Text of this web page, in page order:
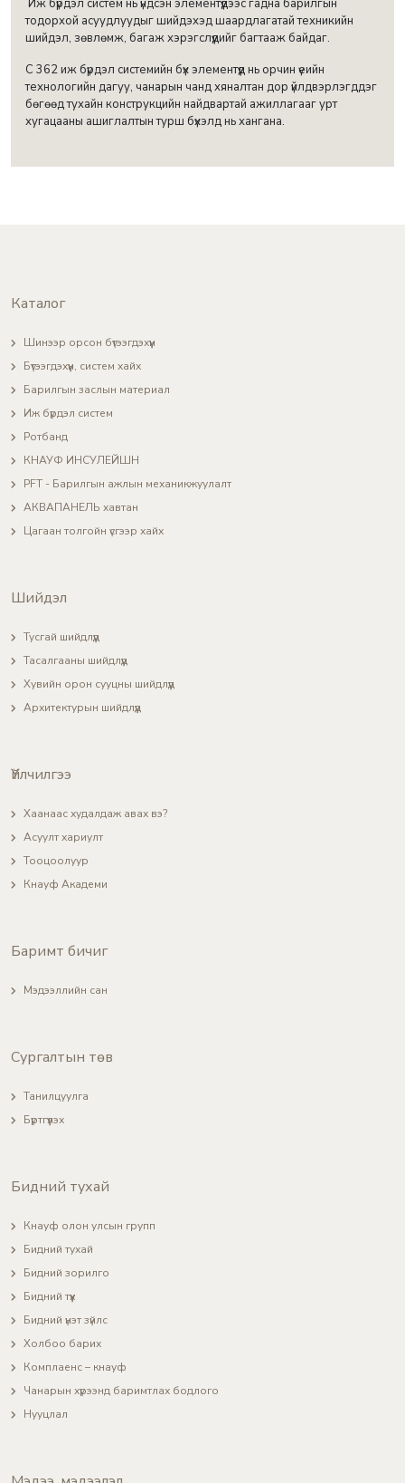
Иж бүрдэл систем нь үндсэн элементүүдээс гадна барилгын
тодорхой асуудлуудыг шийдэхэд шаардлагатай техникийн
шийдэл, зөвлөмж, багаж хэрэгслүүдийг багтааж байдаг.
С 362 иж бүрдэл системийн бүх элементүүд нь орчин үеийн
технологийн дагуу, чанарын чанд хяналтан дор үйлдвэрлэгддэг
бөгөөд тухайн конструкцийн найдвартай ажиллагааг урт
хугацааны ашиглалтын турш бүхэлд нь хангана.
Каталог
Шинээр орсон бүтээгдэхүүн
Бүтээгдэхүүн, систем хайх
Барилгын заслын материал
Иж бүрдэл систем
Ротбанд
КНАУФ ИНСУЛЕЙШН
PFT - Барилгын ажлын механикжуулалт
АКВАПАНЕЛЬ хавтан
Цагаан толгойн үсгээр хайх
Шийдэл
Тусгай шийдлүүд
Тасалгааны шийдлүүд
Хувийн орон сууцны шийдлүүд
Архитектурын шийдлүүд
Үйлчилгээ
Хаанаас худалдаж авах вэ?
Асуулт хариулт
Тооцоолуур
Кнауф Академи
Баримт бичиг
Мэдээллийн сан
Сургалтын төв
Танилцуулга
Бүртгүүлэх
Бидний тухай
Кнауф олон улсын групп
Бидний тухай
Бидний зорилго
Бидний түүх
Бидний үнэт зүйлс
Холбоо барих
Комплаенс – кнауф
Чанарын хүрээнд баримтлах бодлого
Нууцлал